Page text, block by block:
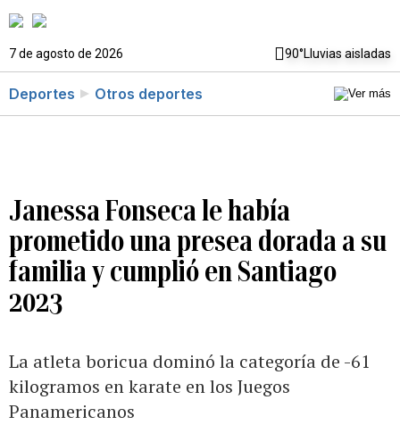
7 de agosto de 2026 90°Lluvias aisladas
Deportes Otros deportes
Janessa Fonseca le había
prometido una presea dorada a su
familia y cumplió en Santiago
2023
La atleta boricua dominó la categoría de -61
kilogramos en karate en los Juegos
Panamericanos